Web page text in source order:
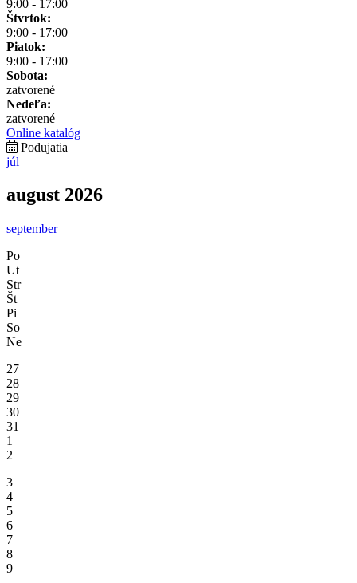
9:00 - 17:00
Štvrtok:
9:00 - 17:00
Piatok:
9:00 - 17:00
Sobota:
zatvorené
Nedeľa:
zatvorené
Online katalóg
Podujatia
júl
august 2026
september
Po
Ut
Str
Št
Pi
So
Ne
27
28
29
30
31
1
2
3
4
5
6
7
8
9